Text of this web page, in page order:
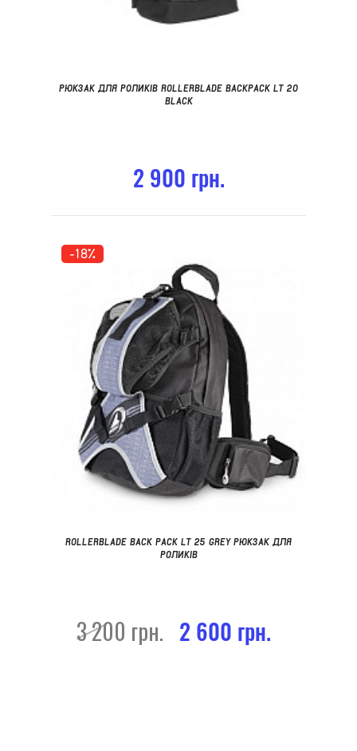
РЮКЗАК ДЛЯ РОЛИКІВ ROLLERBLADE BACKPACK LT 20
BLACK
2 900 грн.
-18%
ROLLERBLADE BACK PACK LT 25 GREY РЮКЗАК ДЛЯ
РОЛИКІВ
3 200 грн. 2 600 грн.